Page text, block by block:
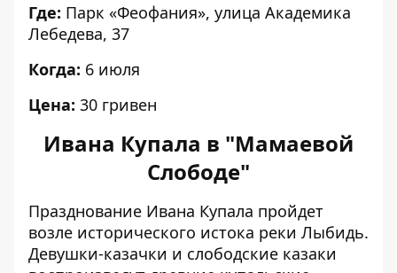
Где: Парк «Феофания», улица Академика
Лебедева, 37
Когда: 6 июля
Цена: 30 гривен
Ивана Купала в "Мамаевой
Слободе"
Празднование Ивана Купала пройдет
возле исторического истока реки Лыбидь.
Девушки-казачки и слободские казаки